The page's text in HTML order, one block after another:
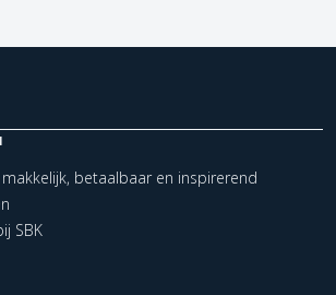
makkelijk, betaalbaar en inspirerend
SBK